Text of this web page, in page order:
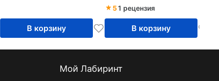
В корзину
51 рецензия
В корзину
Мой Лабиринт